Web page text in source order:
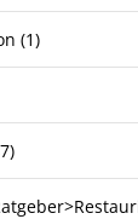
(1)